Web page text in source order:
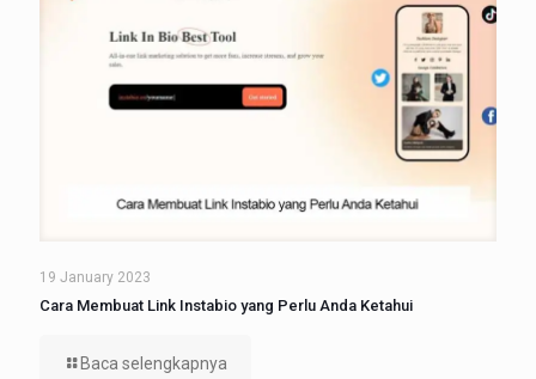
19 January 2023
Cara Membuat Link Instabio yang Perlu Anda Ketahui
Baca selengkapnya